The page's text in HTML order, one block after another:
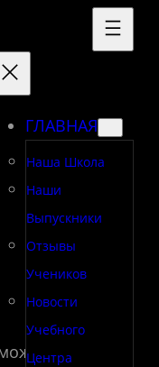
ГЛАВНАЯ
Наша Школа
Наши
Выпускники
Отзывы
Учеников
Новости
Учебного
Центра
в